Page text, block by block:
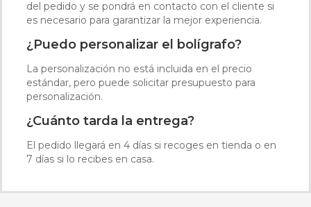
del pedido y se pondrá en contacto con el cliente si
es necesario para garantizar la mejor experiencia.
¿Puedo personalizar el bolígrafo?
La personalización no está incluida en el precio
estándar, pero puede solicitar presupuesto para
personalización.
¿Cuánto tarda la entrega?
El pedido llegará en 4 días si recoges en tienda o en
7 días si lo recibes en casa.